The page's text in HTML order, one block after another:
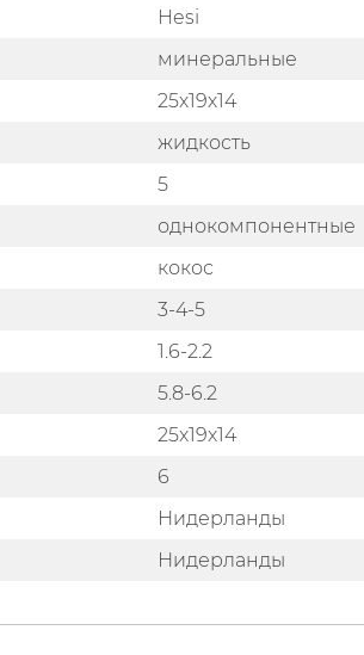
Hesi
минеральные
25х19х14
жидкость
5
однокомпонентные
кокос
3-4-5
1.6-2.2
5.8-6.2
25x19x14
6
Нидерланды
Нидерланды